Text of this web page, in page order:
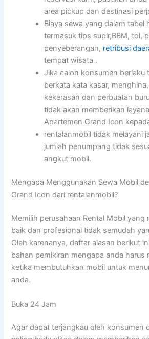
area pickup dan destinasi
Biaya sewa yang dalam tabel
termasuk tips supir,BBM, tol,
penyeberangan, retribusi
tempat wisata .
Jika calon konsumen berlaku
berkata kata kasar,
kekerasan dan perbuatan
tidak akan memberikan
Apartemen Grand Icon
rentalanmobil tidak melayani
jumlah penumpang tidak
angkut mobil.
Mengapa Menggunakan Sewa Mobil
Grand Icon dari rentalanmobil?
Memilih perusahaan Rental Mobil yang
baik dan profesional tidak semudah
Oleh karenanya, daftar alasan berikut
bahan pemikiran mengapa anda harus
ketika membutuhkan mobil untuk
anda.
Buka 24 Jam
Agar dapat terjangkau oleh konsumen